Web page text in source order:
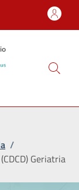
/
Geriatria